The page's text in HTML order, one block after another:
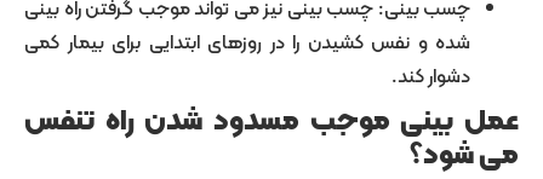
بینی: چسب بینی نیز می تواند موجب گرفتن راه بینی
و نفس کشیدن را در روزهای ابتدایی برای بیمار کمی
کند.
موجب مسدود شدن راه تنفس